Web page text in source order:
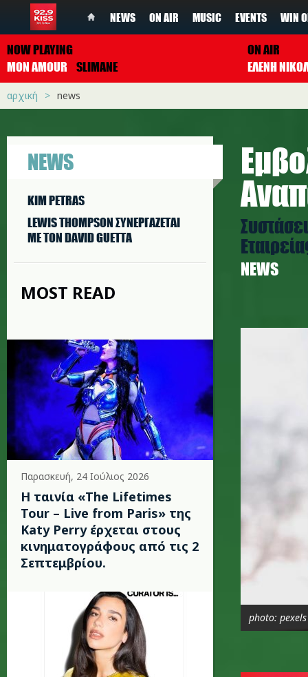
NEWS ON AIR MUSIC EVENTS WIN
NOW PLAYING
MON AMOUR
SLIMANE
ON AIR
ΕΛΕΝΗ
αρχική news
NEWS
KIM PETRAS
LEWIS THOMPSON ΣΥΝΕΡΓAΖΕΤΑΙ
ΜΕ ΤΟΝ DAVID GUETTA
MOST READ
Παρασκευή, 24 Ιούλιος 2026
Η ταινία «The Lifetimes
Tour – Live from Paris» της
Katy Perry έρχεται στους
κινηματογράφους από τις 2
Σεπτεμβρίου.
NEWS
photo: pexels